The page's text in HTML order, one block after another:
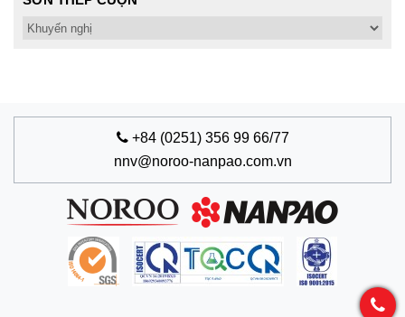
+84 (0251) 356 99 66/77
nnv@noroo-nanpao.com.vn